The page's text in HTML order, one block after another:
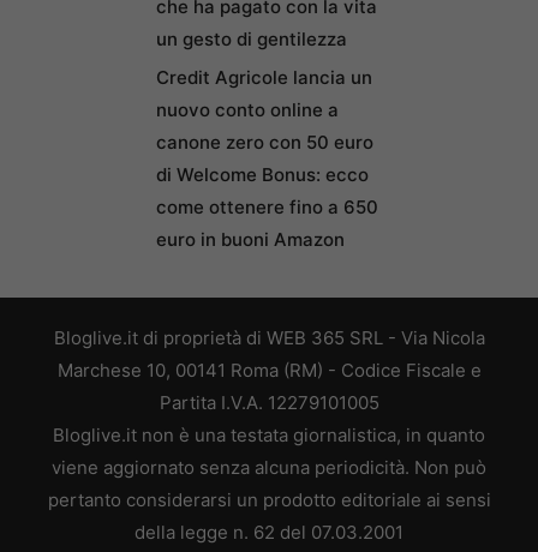
che ha pagato con la vita
un gesto di gentilezza
Credit Agricole lancia un
nuovo conto online a
canone zero con 50 euro
di Welcome Bonus: ecco
come ottenere fino a 650
euro in buoni Amazon
Bloglive.it di proprietà di WEB 365 SRL - Via Nicola
Marchese 10, 00141 Roma (RM) - Codice Fiscale e
Partita I.V.A. 12279101005
Bloglive.it non è una testata giornalistica, in quanto
viene aggiornato senza alcuna periodicità. Non può
pertanto considerarsi un prodotto editoriale ai sensi
della legge n. 62 del 07.03.2001